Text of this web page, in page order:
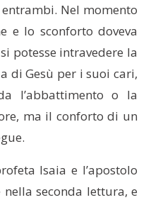
Nel momento
e lo sconforto doveva
potesse intravedere la
di Gesù per i suoi cari,
l’abbattimento o la
ma il conforto di un
Isaia e l’apostolo
seconda lettura, e